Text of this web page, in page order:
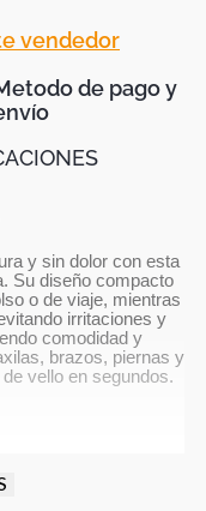
vendedor
de pago y
y sin dolor con esta
Su diseño compacto
o de viaje, mientras
irritaciones y
comodidad y
brazos, piernas y
vello en segundos.